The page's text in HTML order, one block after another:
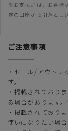
※お支払いは、お客様
定の口座から引落とし
ご注意事項
・セール/アウトレ
す。
・掲載されており
る場合があります
・掲載されており
使いになりたい場